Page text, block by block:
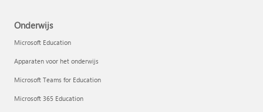
Onderwijs
Microsoft Education
Apparaten voor het onderwijs
Microsoft Teams for Education
Microsoft 365 Education